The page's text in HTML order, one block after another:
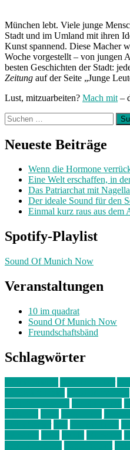
München lebt. Viele junge
Stadt und im Umland mit ihren
Kunst spannend. Diese Macher
Woche vorgestellt – von jungen
besten Geschichten der Stadt:
Zeitung auf der Seite „Junge
Lust, mitzuarbeiten? Mach mit –
Suchen
nach:
Neueste Beiträge
Wenn die Hormone
Eine Welt erschaffen, in
Das Patriarchat mit
Der ideale Sound für den
Einmal kurz raus aus dem
Spotify-Playlist
Sound Of Munich Now
Veranstaltungen
10 im quadrat
Sound Of Munich Now
Freundschaftsbänd
Schlagwörter